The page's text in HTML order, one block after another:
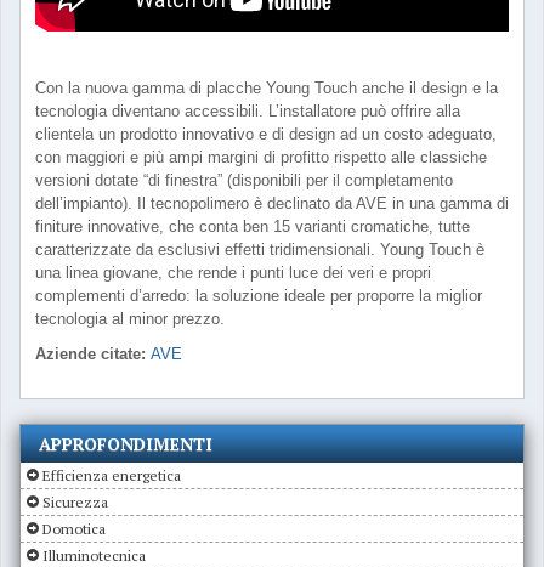
Con la nuova gamma di placche Young Touch anche il design e la
tecnologia diventano accessibili. L’installatore può offrire alla
clientela un prodotto innovativo e di design ad un costo adeguato,
con maggiori e più ampi margini di profitto rispetto alle classiche
versioni dotate “di finestra” (disponibili per il completamento
dell’impianto). Il tecnopolimero è declinato da AVE in una gamma di
finiture innovative, che conta ben 15 varianti cromatiche, tutte
caratterizzate da esclusivi effetti tridimensionali. Young Touch è
una linea giovane, che rende i punti luce dei veri e propri
complementi d’arredo: la soluzione ideale per proporre la miglior
tecnologia al minor prezzo.
Aziende citate: AVE
APPROFONDIMENTI
Efficienza energetica
Sicurezza
Domotica
Illuminotecnica